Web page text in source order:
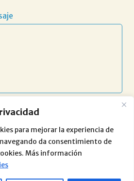
para mejorar la experiencia de
da consentimiento de
Más información